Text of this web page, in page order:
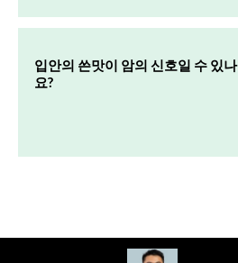
입안의 쓴맛이 암의 신호일 수 있나
요?